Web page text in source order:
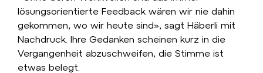
lösungsorientierte Feedback wären wir nie dahin
gekommen, wo wir heute sind», sagt Häberli mit
Nachdruck. Ihre Gedanken scheinen kurz in die
Vergangenheit abzuschweifen, die Stimme ist
etwas belegt.